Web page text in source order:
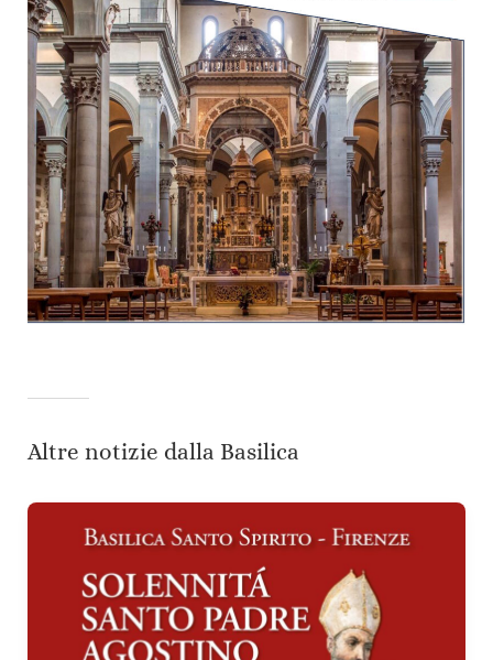
Altre notizie dalla Basilica